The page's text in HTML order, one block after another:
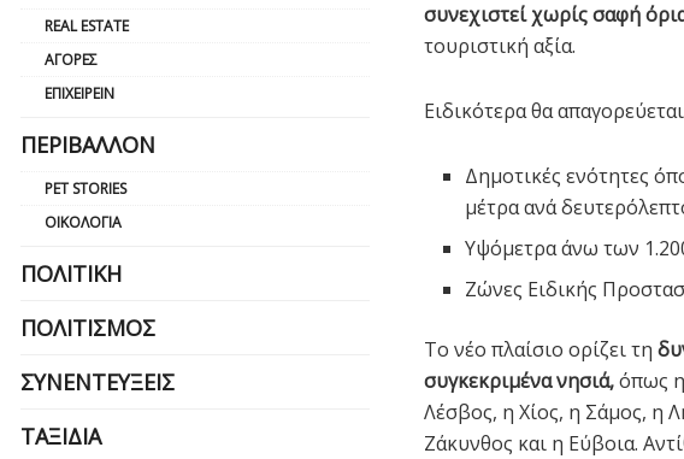
συνεχιστεί χωρίς σαφή
τουριστική αξία.
Ειδικότερα θα
Δημοτικές ενότητες
μέτρα ανά
Υψόμετρα άνω των
Ζώνες Ειδικής
Το νέο πλαίσιο ορίζει τη
συγκεκριμένα νησιά,όπως
Λέσβος, η Χίος, η Σάμος, η
Ζάκυνθος και η Εύβοια.
REAL ESTATE
ΑΓΟΡΈΣ
ΕΠΙΧΕΙΡΕΊΝ
ΠΕΡΙΒΆΛΛΟΝ
PET STORIES
ΟΙΚΟΛΟΓΊΑ
ΠΟΛΙΤΙΚΉ
ΠΟΛΙΤΙΣΜΌΣ
ΣΥΝΕΝΤΕΎΞΕΙΣ
ΤΑΞΊΔΙΑ